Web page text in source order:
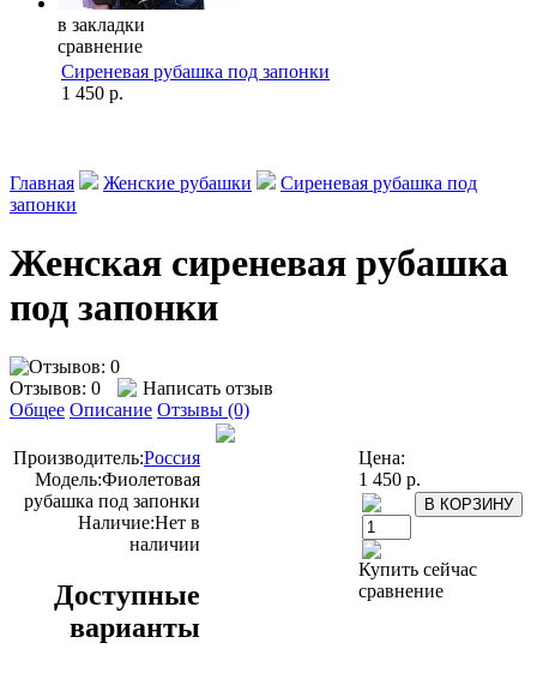
в закладки
сравнение
Сиреневая рубашка под запонки
1 450 р.
Главная Женские рубашки
Сиреневая рубашка под
запонки
Женская сиреневая рубашка
под запонки
Отзывов: 0
Написать отзыв
Общее Описание Отзывы (0)
Производитель:Россия
Модель:Фиолетовая
рубашка под запонки
Наличие:Нет в
наличии
Доступные
варианты
Цена:
1 450 р.
Купить сейчас
сравнение